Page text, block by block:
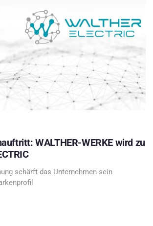
WALTHER-WERKE wird zu
schärft das Unternehmen sein